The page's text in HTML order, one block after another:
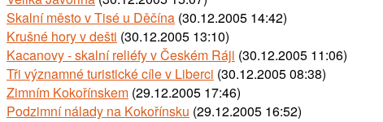
Skalní město v Tisé u Děčína (30.12.2005 14:42)
Krušné hory v dešti (30.12.2005 13:10)
Kacanovy - skalní reliéfy v Českém Ráji (30.12.2005 11:06)
Tři významné turistické cíle v Liberci (30.12.2005 08:38)
Zimním Kokořínskem (29.12.2005 17:46)
Podzimní nálady na Kokořínsku (29.12.2005 16:52)